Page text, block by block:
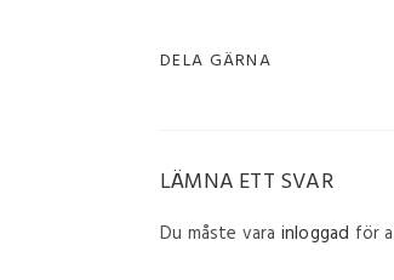
DELA GÄRNA
LÄMNA ETT SVAR
Du måste vara inloggad för